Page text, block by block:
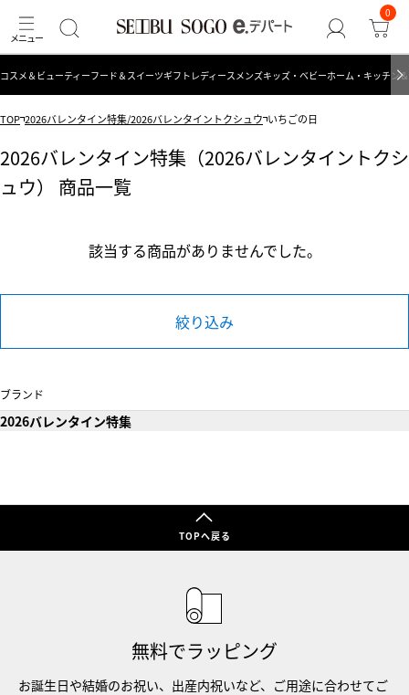
0
コスメ＆ビューティーフード＆スイーツギフト レディース メンズキッズ・ベビーホーム・キッチン
TOP 2026バレンタイン特集/2026バレンタイントクシュウ いちごの日
2026バレンタイン特集（2026バレンタイントクシ
ュウ） 商品一覧
該当する商品がありませんでした。
絞り込み
ブランド
2026バレンタイン特集
TOPへ戻る
無料でラッピング
お誕生日や結婚のお祝い、出産内祝いなど、ご用途に合わせてご